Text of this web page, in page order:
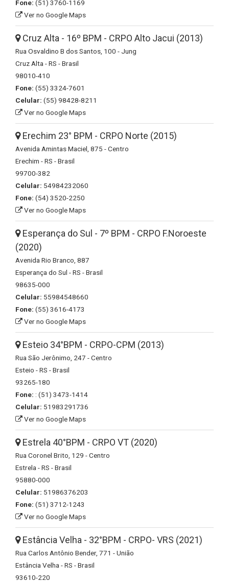
Fone: (51) 3760-1169
Ver no Google Maps
Cruz Alta - 16º BPM - CRPO Alto Jacui (2013)
Rua Osvaldino B dos Santos, 100 - Jung
Cruz Alta - RS - Brasil
98010-410
Fone: (55) 3324-7601
Celular: (55) 98428-8211
Ver no Google Maps
Erechim 23° BPM - CRPO Norte (2015)
Avenida Amintas Maciel, 875 - Centro
Erechim - RS - Brasil
99700-382
Celular: 54984232060
Fone: (54) 3520-2250
Ver no Google Maps
Esperança do Sul - 7º BPM - CRPO F.Noroeste
(2020)
Avenida Rio Branco, 887
Esperança do Sul - RS - Brasil
98635-000
Celular: 55984548660
Fone: (55) 3616-4173
Ver no Google Maps
Esteio 34°BPM - CRPO-CPM (2013)
Rua São Jerônimo, 247 - Centro
Esteio - RS - Brasil
93265-180
Fone: : (51) 3473-1414
Celular: 51983291736
Ver no Google Maps
Estrela 40°BPM - CRPO VT (2020)
Rua Coronel Brito, 129 - Centro
Estrela - RS - Brasil
95880-000
Celular: 51986376203
Fone: (51) 3712-1243
Ver no Google Maps
Estância Velha - 32°BPM - CRPO- VRS (2021)
Rua Carlos Antônio Bender, 771 - União
Estância Velha - RS - Brasil
93610-220